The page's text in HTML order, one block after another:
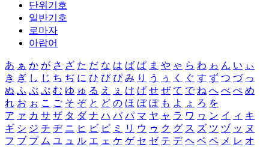
단위기호
일반기호
로마자
아랍어
あ ぁ か が さ ざ た だ な は ば ぱ ま や ゃ ら わ ゎ ん い ぃ
き ぎ し じ ち ぢ に ひ び ぴ み り う ぅ く ぐ す ず つ づ っ
ぬ ふ ぶ ぷ む ゆ ゅ る え ぇ け げ せ ぜ て で ね へ べ ぺ め
れ お ぉ こ ご そ ぞ と ど の ほ ぼ ぽ も よ ょ ろ を
ア ァ カ サ ザ タ ダ ナ ハ バ パ マ ヤ ャ ラ ワ ヮ ン イ ィ キ
ギ シ ジ チ ヂ ニ ヒ ビ ピ ミ リ ウ ゥ ク グ ス ズ ツ ヅ ッ ヌ
フ ブ プ ム ユ ュ ル エ ェ ケ ゲ セ ゼ テ デ ヘ ベ ペ メ レ オ